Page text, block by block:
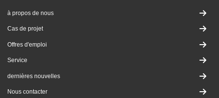
à propos de nous
Cas de projet
Offres d'emploi
Service
dernières nouvelles
Nous contacter